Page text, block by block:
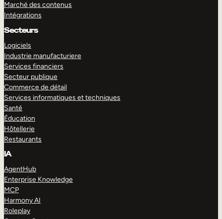
Marché des contenus
Intégrations
Secteurs
Logiciels
Industrie manufacturiere
Services financiers
Secteur publique
Commerce de détail
Services informatiques et techniques
Santé
Éducation
Hôtellerie
Restaurants
IA
AgentHub
Enterprise Knowledge
MCP
Harmony AI
Roleplay